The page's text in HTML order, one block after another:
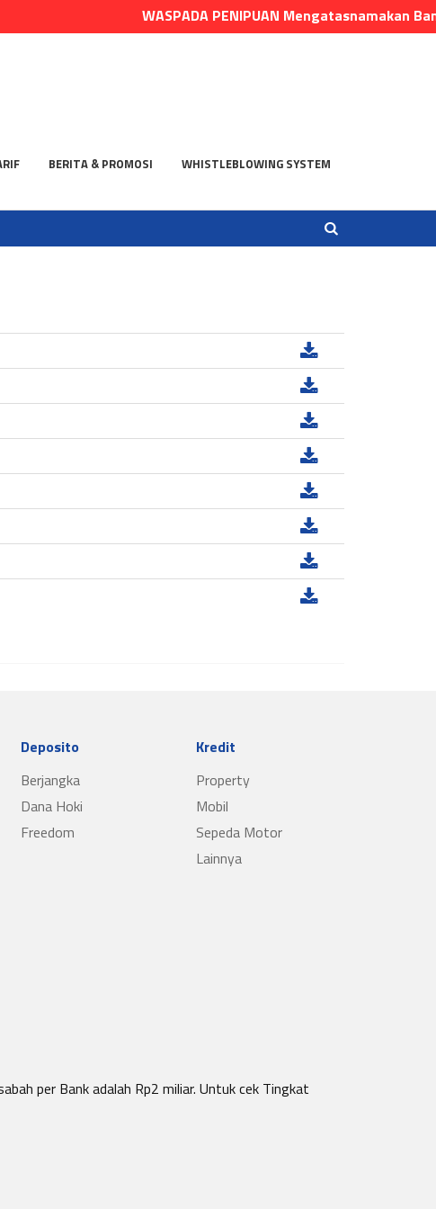
WASPADA PENIPUAN Mengatasnamakan
BERITA & PROMOSI WHISTLEBLOWING SYSTEM
Deposito
Berjangka
Dana Hoki
Freedom
Kredit
Property
Mobil
Sepeda Motor
Lainnya
per Bank adalah Rp2 miliar. Untuk cek Tingkat